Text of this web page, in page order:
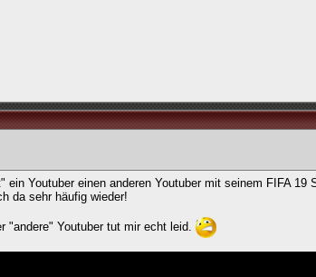
Youtuber einen anderen Youtuber mit seinem FIFA
da sehr häufig wieder!
"andere" Youtuber tut mir echt leid.